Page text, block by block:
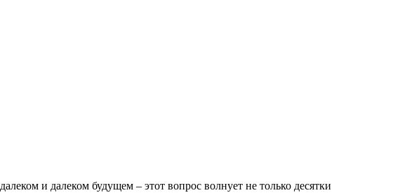
и далеком будущем – этот вопрос волнует не только десятки